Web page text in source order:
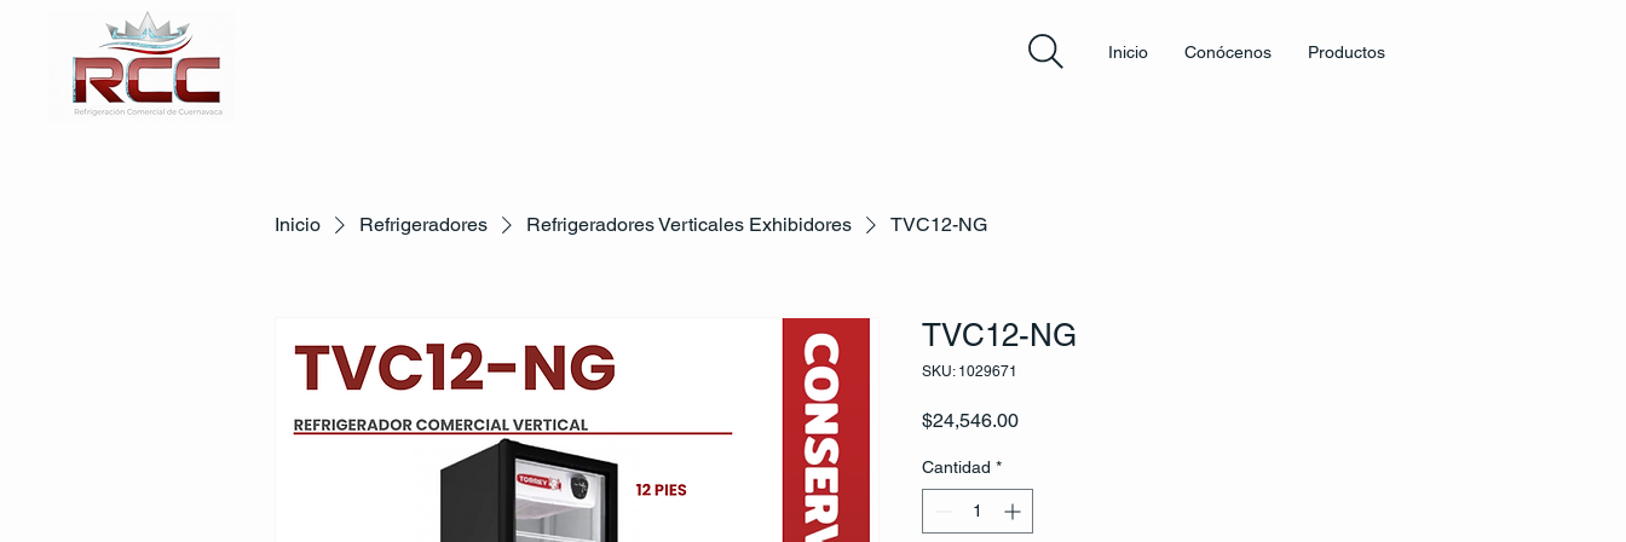
Inicio Conócenos Productos
Inicio Refrigeradores Refrigeradores Verticales Exhibidores TVC12-NG
TVC12-NG
SKU: 1029671
$24,546.00Precio
Cantidad *